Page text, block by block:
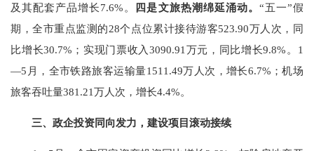
及其配套产品增长7.6% 。 四是文旅热潮绵延涌动。 “五一”假
期，全市重点监测的28个点位累计接待游客523.90万人次，同
比增长30.7% ；实现门票收入3090.91 万元，同比增长9.8% 。 1
—5 月，全市铁路旅客运输量1511.49万人次，增长6.7% ；机场
旅客吞吐量381.21万人次，增长4.4%。
三、政企投资同向发力，建设项目滚动接续